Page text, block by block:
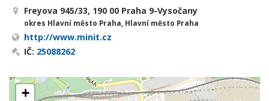
Freyova 945/33, 190 00 Praha 9-Vysočany
okres Hlavní město Praha, Hlavní město Praha
http://www.minit.cz
IČ: 25088262
+